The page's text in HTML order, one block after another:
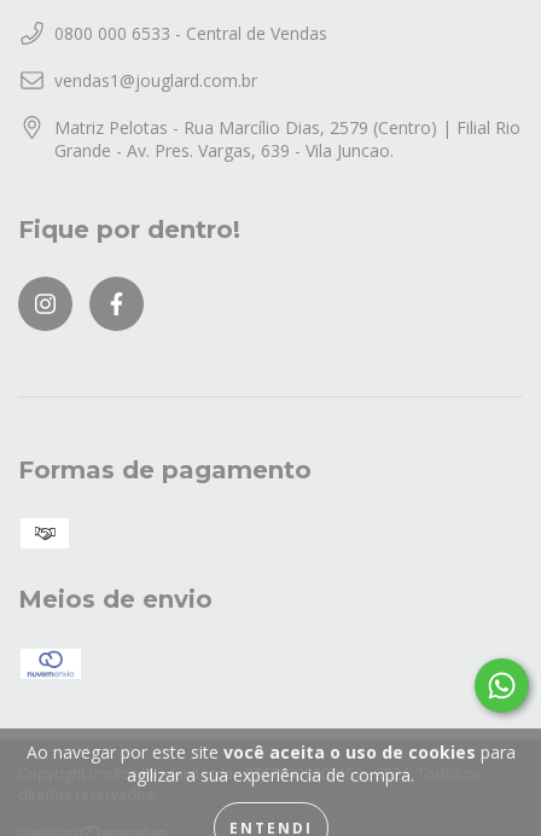
Ao navegar por este site você aceita o uso de cookies para
agilizar a sua experiência de compra.
ENTENDI
0800 000 6533 - Central de Vendas
vendas1@jouglard.com.br
Matriz Pelotas - Rua Marcílio Dias, 2579 (Centro) | Filial Rio
Grande - Av. Pres. Vargas, 639 - Vila Juncao.
Fique por dentro!
Formas de pagamento
Meios de envio
Copyright Irmãos Jouglard Ltda - 87378428000150 - 2026. Todos os